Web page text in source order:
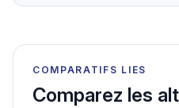
COMPARATIFS LIES
Comparez les